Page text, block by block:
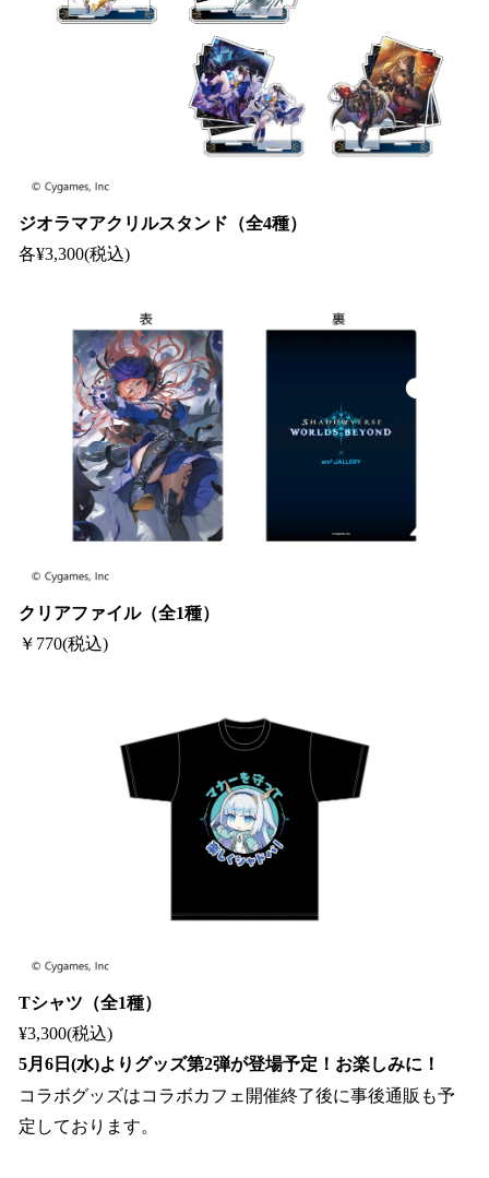
ジオラマアクリルスタンド（全4種）
各¥3,300(税込)
クリアファイル（全1種）
￥770(税込)
Tシャツ（全1種）
¥3,300(税込)
5月6日(水)よりグッズ第2弾が登場予定！お楽しみに！
コラボグッズはコラボカフェ開催終了後に事後通販も予
定しております。